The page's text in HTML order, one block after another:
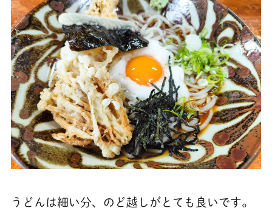
うどんは細い分、のど越しがとても良いです。